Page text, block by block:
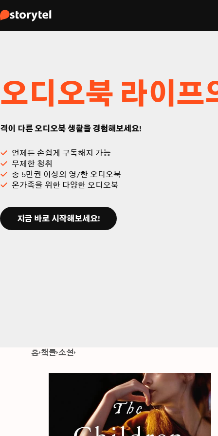
오디오북 라이프
격이 다른 오디오북 생활을 경험해보세요!
언제든 손쉽게 구독해지 가능
무제한 청취
총 5만권 이상의 영/한 오디오북
온가족을 위한 다양한 오디오북
지금 바로 시작해보세요!
홈 책들 소설